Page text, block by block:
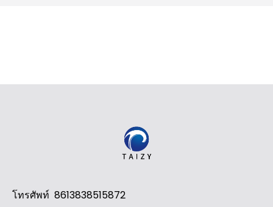
โทรศัพท์ 8613838515872